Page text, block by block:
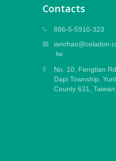
Contacts
886-5-5910-323
.tw
No. 10, Fengtian Rd.,
Dapi Township,
County 631, Taiwan
Film
Conçu
avec
résidu.